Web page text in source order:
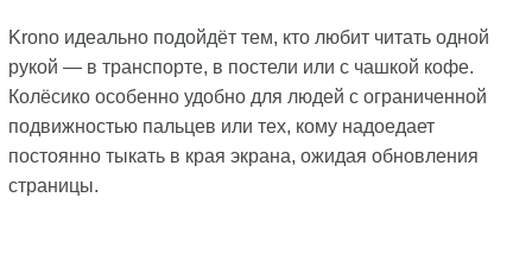
Krono идеально подойдёт тем, кто любит читать одной
рукой — в транспорте, в постели или с чашкой кофе.
Колёсико особенно удобно для людей с ограниченной
подвижностью пальцев или тех, кому надоедает
постоянно тыкать в края экрана, ожидая обновления
страницы.